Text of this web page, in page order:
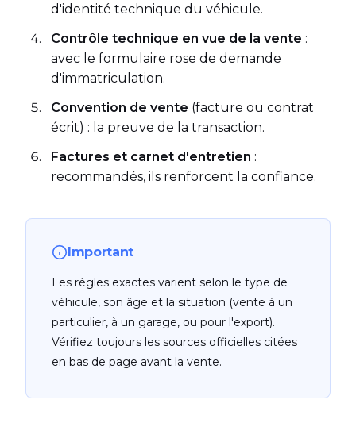
d'identité technique du véhicule.
Contrôle technique en vue de la vente :
avec le formulaire rose de demande
d'immatriculation.
Convention de vente (facture ou contrat
écrit) : la preuve de la transaction.
Factures et carnet d'entretien :
recommandés, ils renforcent la confiance.
Important
Les règles exactes varient selon le type de
véhicule, son âge et la situation (vente à un
particulier, à un garage, ou pour l'export).
Vérifiez toujours les sources officielles citées
en bas de page avant la vente.